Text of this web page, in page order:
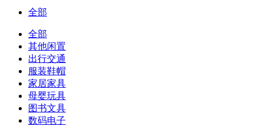
全部
全部
其他闲置
出行交通
服装鞋帽
家居家具
母婴玩具
图书文具
数码电子